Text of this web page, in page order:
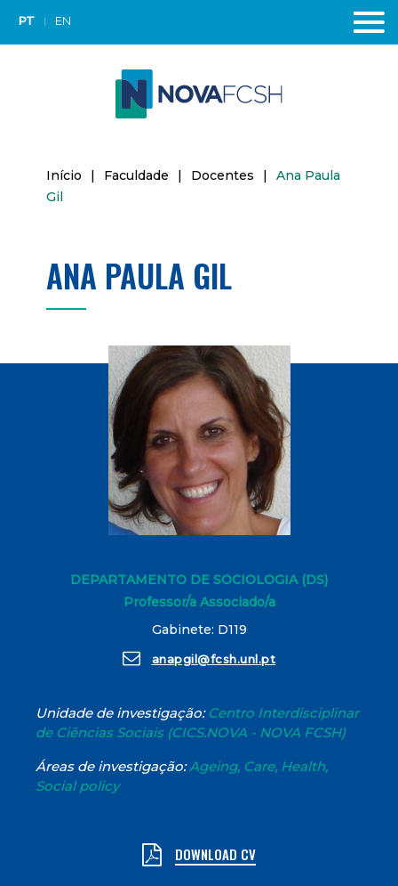
PT EN
Início | Faculdade | Docentes |
Ana Paula
Gil
ANA PAULA GIL
DEPARTAMENTO DE SOCIOLOGIA (DS)
Professor/a Associado/a
Gabinete: D119
anapgil@fcsh.unl.pt
Unidade de investigação: Centro Interdisciplinar
de Ciências Sociais (CICS.NOVA - NOVA FCSH)
Áreas de investigação:Ageing, Care, Health,
Social policy
DOWNLOAD CV